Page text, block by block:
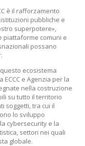
è il rafforzamento
pubbliche e
superpotere»,
piattaforme comuni e
possano
ecosistema
e Agenzia per la
nella costruzione
su tutto il territorio
soggetti, tra cui il
lo sviluppo
cybersecurity e la
settori nei quali
globale.